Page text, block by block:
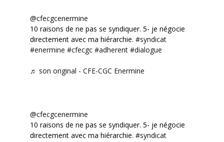
@cfecgcenermine
10 raisons de ne pas se syndiquer. 5- je négocie
directement avec ma hiérarchie. #syndicat
#enermine #cfecgc #adherent #dialogue
♬ son original - CFE-CGC Enermine
@cfecgcenermine
10 raisons de ne pas se syndiquer. 5- je négocie
directement avec ma hiérarchie. #syndicat